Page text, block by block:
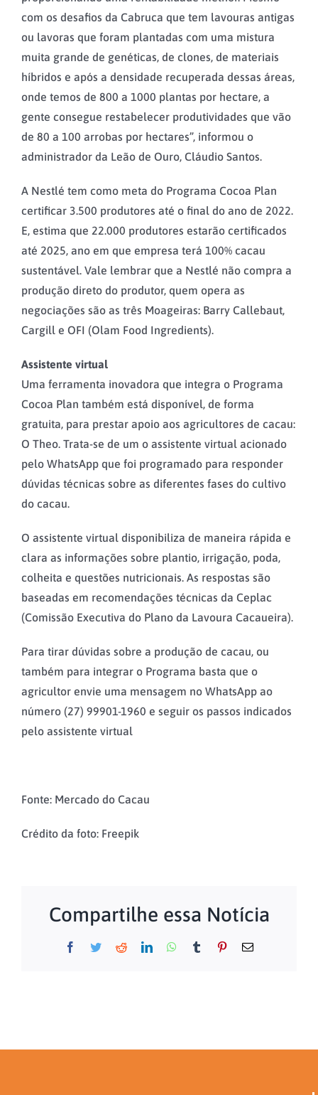
com os desafios da Cabruca que tem lavouras antigas
ou lavoras que foram plantadas com uma mistura
muita grande de genéticas, de clones, de materiais
híbridos e após a densidade recuperada dessas áreas,
onde temos de 800 a 1000 plantas por hectare, a
gente consegue restabelecer produtividades que vão
de 80 a 100 arrobas por hectares”, informou o
administrador da Leão de Ouro, Cláudio Santos.
A Nestlé tem como meta do Programa Cocoa Plan
certificar 3.500 produtores até o final do ano de 2022.
E, estima que 22.000 produtores estarão certificados
até 2025, ano em que empresa terá 100% cacau
sustentável. Vale lembrar que a Nestlé não compra a
produção direto do produtor, quem opera as
negociações são as três Moageiras: Barry Callebaut,
Cargill e OFI (Olam Food Ingredients).
Assistente virtual
Uma ferramenta inovadora que integra o Programa
Cocoa Plan também está disponível, de forma
gratuita, para prestar apoio aos agricultores de cacau:
O Theo. Trata-se de um o assistente virtual acionado
pelo WhatsApp que foi programado para responder
dúvidas técnicas sobre as diferentes fases do cultivo
do cacau.
O assistente virtual disponibiliza de maneira rápida e
clara as informações sobre plantio, irrigação, poda,
colheita e questões nutricionais. As respostas são
baseadas em recomendações técnicas da Ceplac
(Comissão Executiva do Plano da Lavoura Cacaueira).
Para tirar dúvidas sobre a produção de cacau, ou
também para integrar o Programa basta que o
agricultor envie uma mensagem no WhatsApp ao
número (27) 99901-1960 e seguir os passos indicados
pelo assistente virtual
Fonte: Mercado do Cacau
Crédito da foto: Freepik
Compartilhe essa Notícia
Facebook
TwitterRedditLinkedInWhatsApp
Tumblr Pinterest
E-